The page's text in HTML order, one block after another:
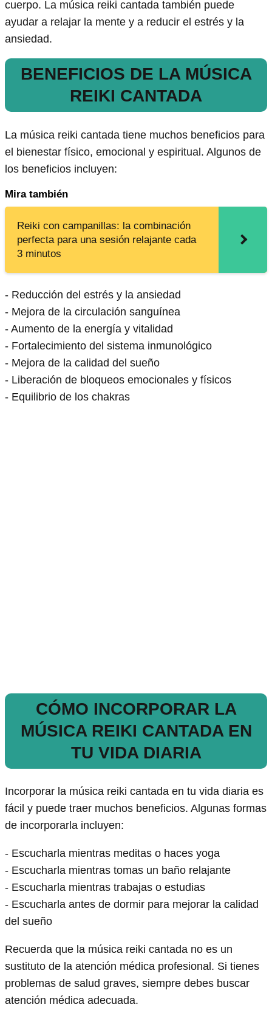
cuerpo. La música reiki cantada también puede
ayudar a relajar la mente y a reducir el estrés y la
ansiedad.
BENEFICIOS DE LA MÚSICA
REIKI CANTADA
La música reiki cantada tiene muchos beneficios para
el bienestar físico, emocional y espiritual. Algunos de
los beneficios incluyen:
Mira también
Reiki con campanillas: la combinación
perfecta para una sesión relajante cada
3 minutos
- Reducción del estrés y la ansiedad
- Mejora de la circulación sanguínea
- Aumento de la energía y vitalidad
- Fortalecimiento del sistema inmunológico
- Mejora de la calidad del sueño
- Liberación de bloqueos emocionales y físicos
- Equilibrio de los chakras
CÓMO INCORPORAR LA
MÚSICA REIKI CANTADA EN
TU VIDA DIARIA
Incorporar la música reiki cantada en tu vida diaria es
fácil y puede traer muchos beneficios. Algunas formas
de incorporarla incluyen:
- Escucharla mientras meditas o haces yoga
- Escucharla mientras tomas un baño relajante
- Escucharla mientras trabajas o estudias
- Escucharla antes de dormir para mejorar la calidad
del sueño
Recuerda que la música reiki cantada no es un
sustituto de la atención médica profesional. Si tienes
problemas de salud graves, siempre debes buscar
atención médica adecuada.